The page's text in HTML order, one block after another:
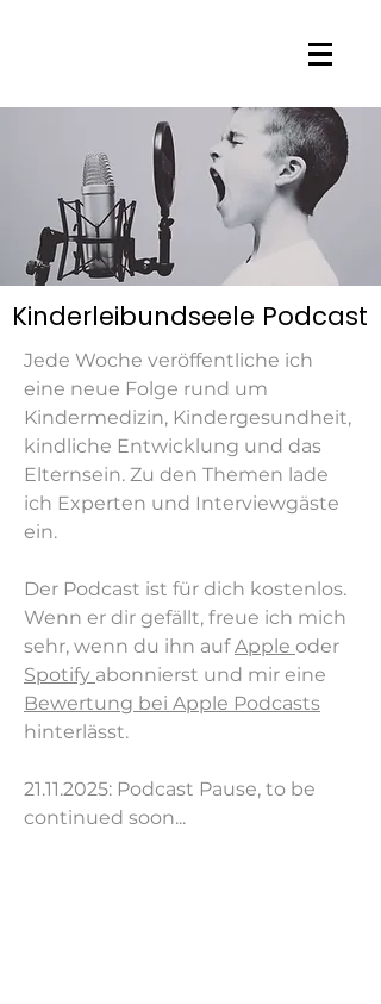
Kinderleibundseele Podcast
Jede Woche veröffentliche ich
eine neue Folge rund um
Kindermedizin, Kindergesundheit,
kindliche Entwicklung und das
Elternsein. Zu den Themen lade
ich Experten und Interviewgäste
ein.
Der Podcast ist für dich kostenlos.
Wenn er dir gefällt, freue ich mich
sehr, wenn du ihn aufApple oder
Spotify abonnierst und mir eine
Bewertung bei Apple Podcasts
hinterlässt.
21.11.2025: Podcast Pause, to be
continued soon...